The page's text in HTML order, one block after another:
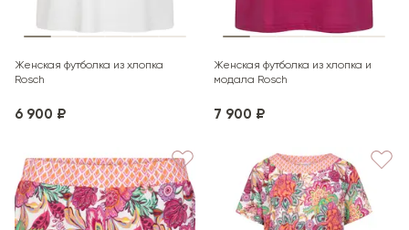
Женская футболка из хлопка
Rosch
6 900 ₽
Женская футболка из хлопка и
модала Rosch
7 900 ₽